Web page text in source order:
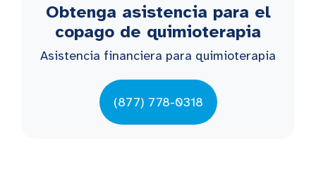
Obtenga asistencia para el
copago de quimioterapia
Asistencia financiera para quimioterapia
(877) 778-0318